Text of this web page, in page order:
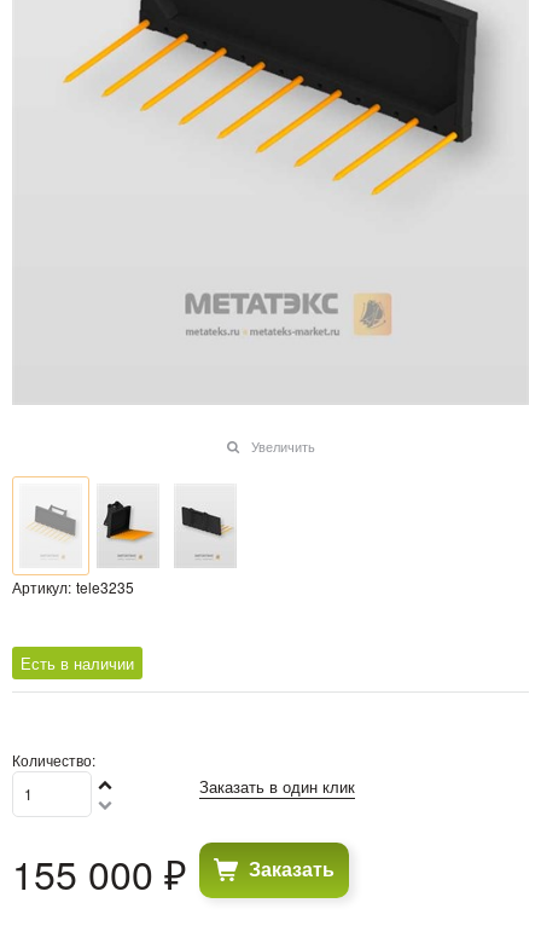
Увеличить
Артикул: tele3235
Есть в наличии
Количество:
155 000 ₽
Заказать в один клик
Заказать